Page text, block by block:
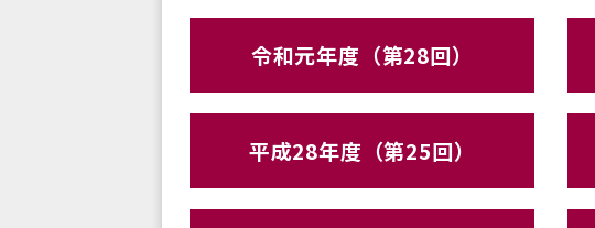
令和元年度（第28回）
平成28年度（第25回）